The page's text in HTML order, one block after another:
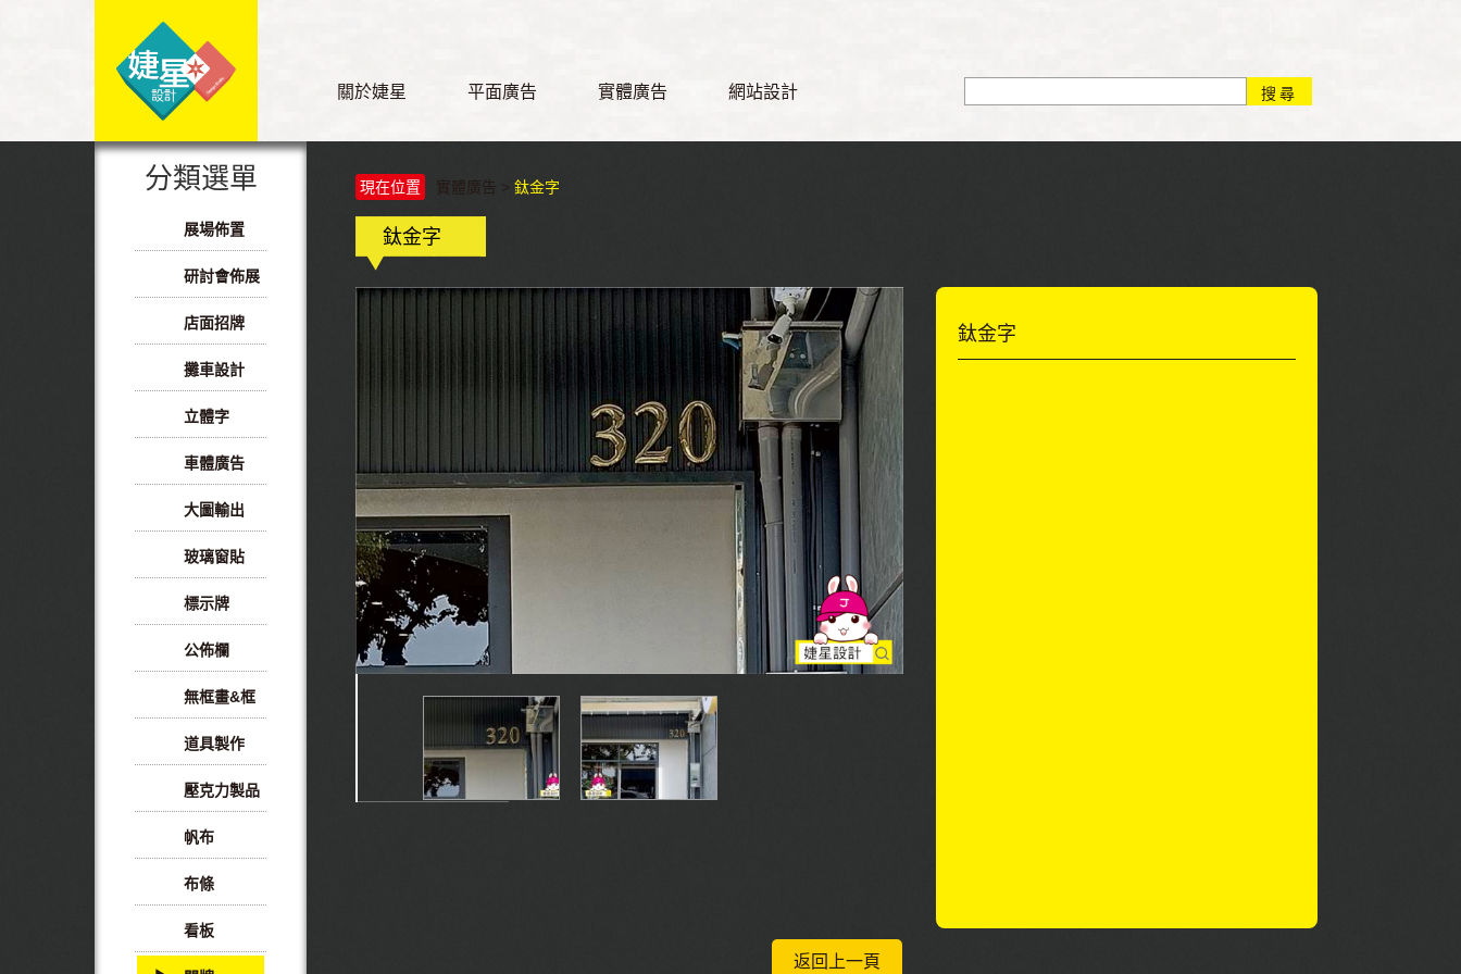
關於婕星 平面廣告 實體廣告 網站設計 搜尋
分類選單
展場佈置
研討會佈展
店面招牌
攤車設計
立體字
車體廣告
大圖輸出
玻璃窗貼
標示牌
公佈欄
無框畫&框
道具製作
壓克力製品
帆布
布條
看板
現在位置 實體廣告 > 鈦金字
鈦金字
鈦金字
返回上一頁